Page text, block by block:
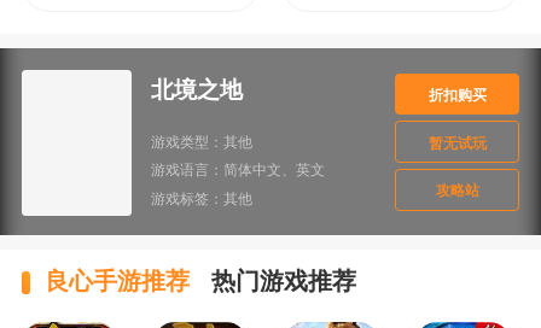
北境之地
游戏类型：其他
游戏语言：简体中文、英文
游戏标签：其他
折扣购买
暂无试玩
攻略站
良心手游推荐 热门游戏推荐